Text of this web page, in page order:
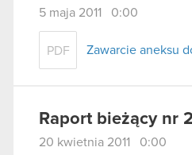
5 maja 2011 0:00
PDF Zawarcie aneksu
Raport bieżący nr
20 kwietnia 2011 0:00